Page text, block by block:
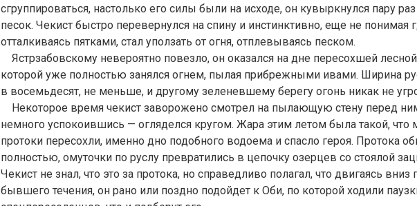
сгруппироваться, настолько его силы были на исходе, он кувыркнулся пару
песок. Чекист быстро перевернулся на спину и инстинктивно, еще не понимая
отталкиваясь пятками, стал уползать от огня, отплевываясь песком.
Ястрзабовскому невероятно повезло, он оказался на дне пересохшей
которой уже полностью занялся огнем, пылая прибрежными ивами. Ширина
в восемьдесят, не меньше, и другому зеленевшему берегу огонь никак не
Некоторое время чекист заворожено смотрел на пылающую стену перед
немного успокоившись — огляделся кругом. Жара этим летом была такой, что
протоки пересохли, именно дно подобного водоема и спасло героя. Протока
полностью, омуточки по руслу превратились в цепочку озерцев со стоялой
Чекист не знал, что это за протока, но справедливо полагал, что двигаясь
бывшего течения, он рано или поздно подойдет к Оби, по которой ходили